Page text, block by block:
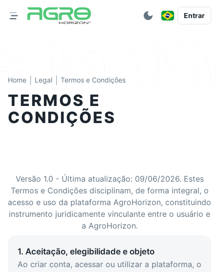
Entrar
Home Legal Termos e Condições
TERMOS E
CONDIÇÕES
Versão 1.0 - Última atualização: 09/06/2026. Estes
Termos e Condições disciplinam, de forma integral, o
acesso e uso da plataforma AgroHorizon, constituindo
instrumento juridicamente vinculante entre o usuário e
a AgroHorizon.
1. Aceitação, elegibilidade e objeto
Ao criar conta, acessar ou utilizar a plataforma, o